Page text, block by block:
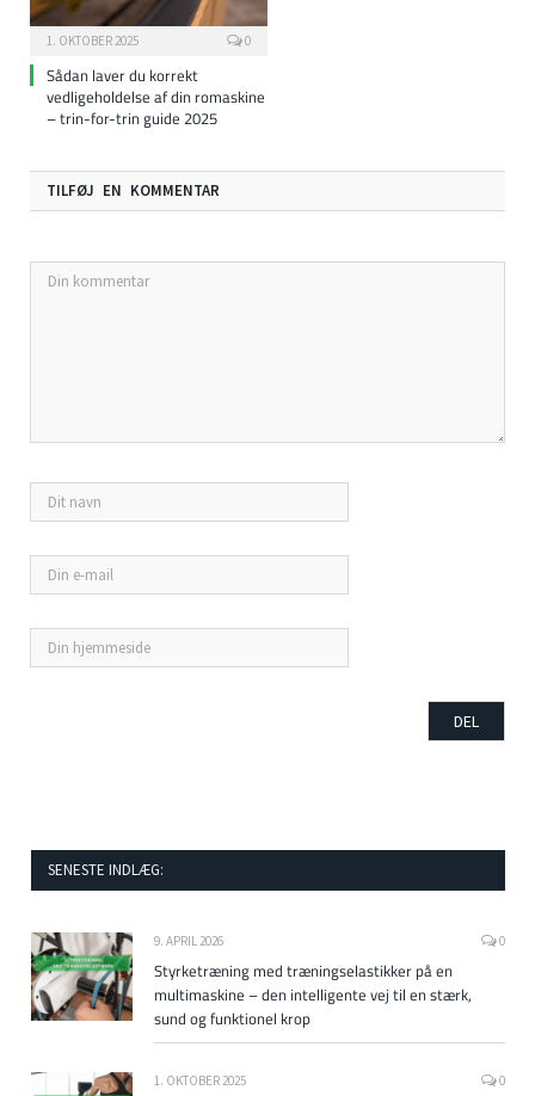
1. OKTOBER 2025 0
Sådan laver du korrekt
vedligeholdelse af din romaskine
– trin-for-trin guide 2025
TILFØJ EN KOMMENTAR
SENESTE INDLÆG:
9. APRIL 2026 0
Styrketræning med træningselastikker på en
multimaskine – den intelligente vej til en stærk,
sund og funktionel krop
1. OKTOBER 2025 0